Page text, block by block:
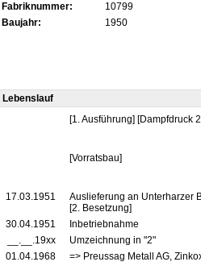
Fabriknummer:
10799
Baujahr:
1950
Lebenslauf
[1. Ausführung] [Dampfdruck
[Vorratsbau]
17.03.1951
Auslieferung an Unterharzer
[2. Besetzung]
30.04.1951
Inbetriebnahme
__.__.19xx
Umzeichnung in "2"
01.04.1968
=> Preussag Metall AG,